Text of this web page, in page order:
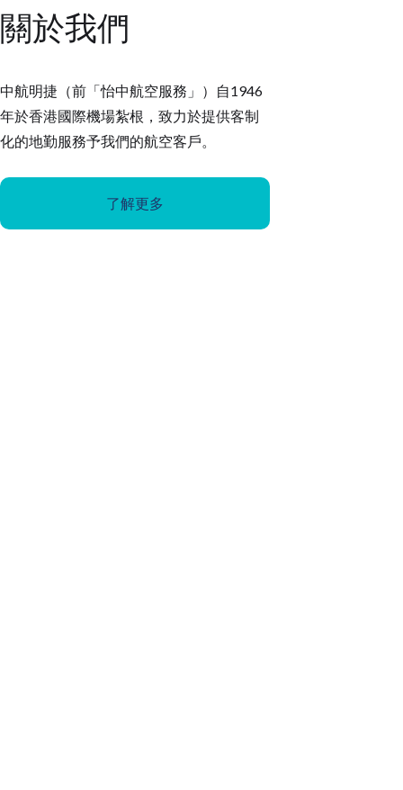
關於我們
中航明捷（前「怡中航空服務」）自1946
年於香港國際機場紮根，致力於提供客制
化的地勤服務予我們的航空客戶。
了解更多